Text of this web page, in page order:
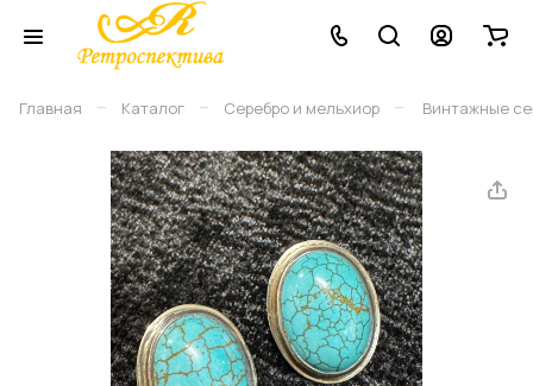
Главная – Каталог – Серебро и мельхиор – Винтажные